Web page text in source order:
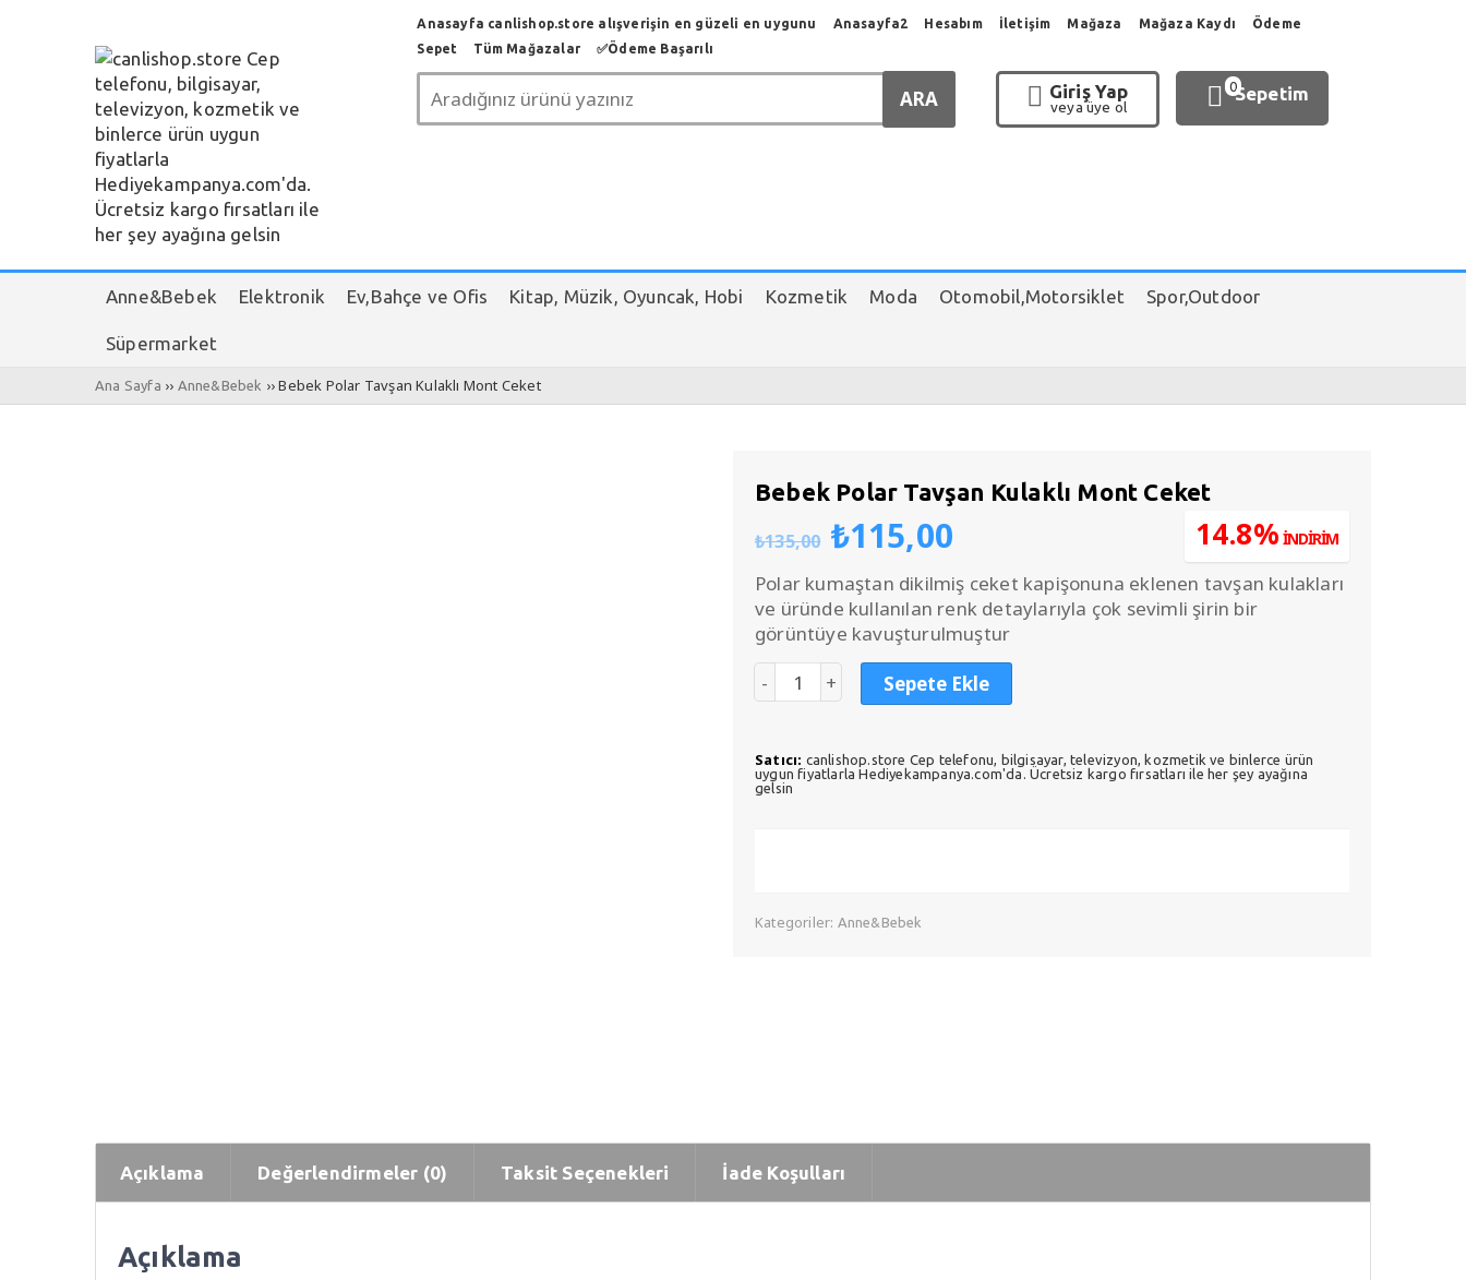
Anasayfa canlishop.store alışverişin en güzeli en uygunu Anasayfa2 Hesabım İletişim Mağaza Mağaza Kaydı
Ödeme
Sepet
Tüm Mağazalar ✅️Ödeme Başarılı
Giriş Yap
veya üye ol
0Sepetim
Anne&Bebek Elektronik Ev,Bahçe ve Ofis Kitap, Müzik, Oyuncak, Hobi Kozmetik Moda Otomobil,Motorsiklet Spor,Outdoor
Süpermarket
Ana Sayfa ›› Anne&Bebek ›› Bebek Polar Tavşan Kulaklı Mont Ceket
Bebek Polar Tavşan Kulaklı Mont Ceket
₺135,00 Orijinal
fiyat:
₺135,00.
₺115,00
fiyat:
₺115,00.
14.8% İNDİRİM
Polar kumaştan dikilmiş ceket kapişonuna eklenen tavşan kulakları
ve üründe kullanılan renk detaylarıyla çok sevimli şirin bir
görüntüye kavuşturulmuştur
Sepete Ekle
Satıcı: canlishop.store Cep telefonu, bilgisayar, televizyon, kozmetik ve binlerce ürün
uygun fiyatlarla Hediyekampanya.com'da. Ücretsiz kargo fırsatları ile her şey ayağına
gelsin
Kategoriler: Anne&Bebek
Açıklama Değerlendirmeler (0) Taksit Seçenekleri İade Koşulları
Açıklama